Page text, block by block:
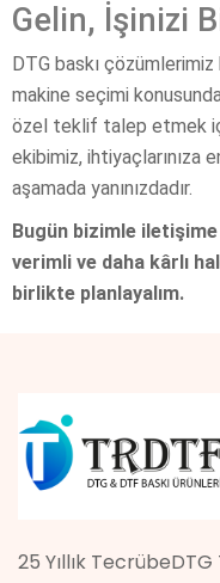
Gelin, İşinizi
DTG baskı
makine seçimi
özel teklif talep etmek
ekibimiz, ihtiyaçlarınıza
aşamada yanınızdadır.
Bugün bizimle
verimli ve daha kârlı
birlikte planlayalım.
25 Yıllık